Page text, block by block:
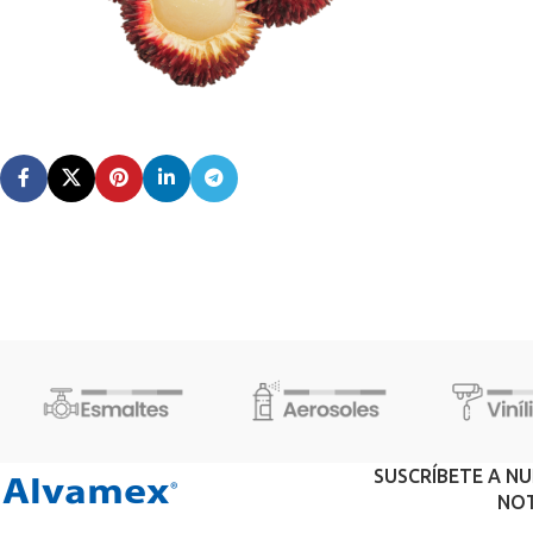
SUSCRÍBETE A